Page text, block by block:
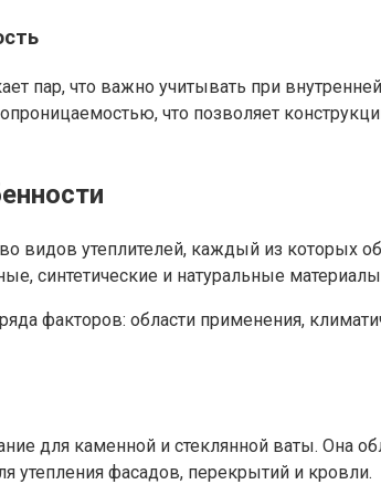
пар, что важно учитывать при
что позволяет
утеплителей, каждый из которых
синтетические и натуральные
факторов: области применения,
для каменной и стеклянной ваты. Она
утепления фасадов, перекрытий и кровли.